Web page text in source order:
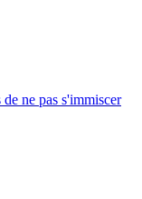
ne pas s'immiscer